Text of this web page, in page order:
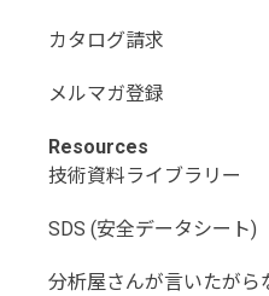
カタログ請求
メルマガ登録
Resources
技術資料ライブラリー
SDS (安全データシート)
分析屋さんが言いたがら